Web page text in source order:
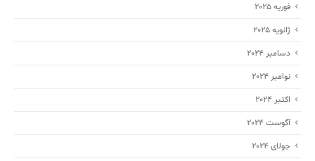
فوریه 2025
ژانویه 2025
دسامبر 2024
نوامبر 2024
اکتبر 2024
آگوست 2024
جولای 2024